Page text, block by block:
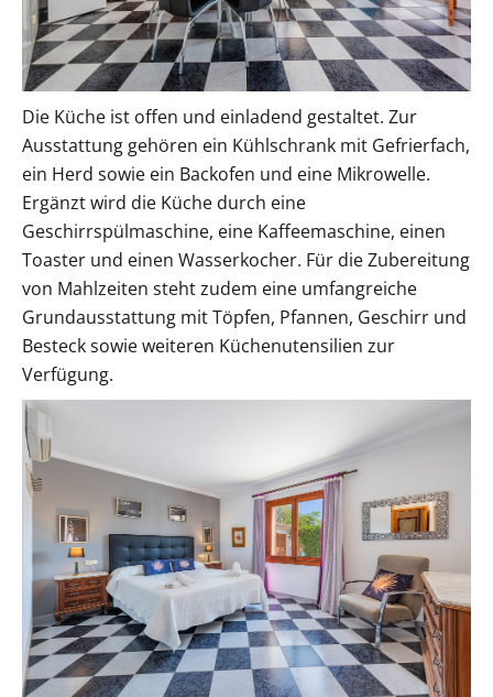
Die Küche ist offen und einladend gestaltet. Zur
Ausstattung gehören ein Kühlschrank mit Gefrierfach,
ein Herd sowie ein Backofen und eine Mikrowelle.
Ergänzt wird die Küche durch eine
Geschirrspülmaschine, eine Kaffeemaschine, einen
Toaster und einen Wasserkocher. Für die Zubereitung
von Mahlzeiten steht zudem eine umfangreiche
Grundausstattung mit Töpfen, Pfannen, Geschirr und
Besteck sowie weiteren Küchenutensilien zur
Verfügung.